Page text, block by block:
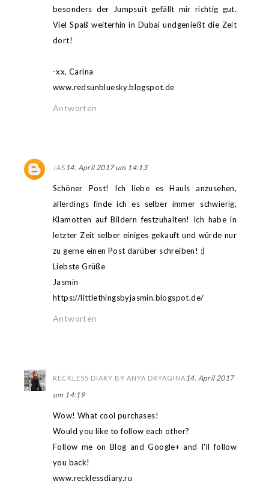
besonders der Jumpsuit gefällt mir richtig gut.
Viel Spaß weiterhin in Dubai undgenießt die Zeit
dort!
-xx, Carina
www.redsunbluesky.blogspot.de
Antworten
JAS14. April 2017 um 14:13
Schöner Post! Ich liebe es Hauls anzusehen,
allerdings finde ich es selber immer schwierig,
Klamotten auf Bildern festzuhalten! Ich habe in
letzter Zeit selber einiges gekauft und würde nur
zu gerne einen Post darüber schreiben! :)
Liebste Grüße
Jasmin
https://littlethingsbyjasmin.blogspot.de/
Antworten
RECKLESS DIARY BY ANYA DRYAGINA14. April 2017
um 14:19
Wow! What cool purchases!
Would you like to follow each other?
Follow me on Blog and Google+ and I'll follow
you back!
www.recklessdiary.ru